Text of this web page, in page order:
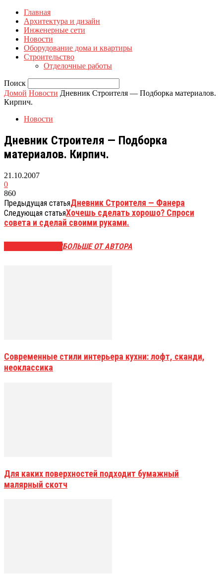
Главная
Архитектура и дизайн
Инженерные сети
Новости
Оборудование дома и квартиры
Строительство
Отделочные работы
Поиск
Домой Новости Дневник Строителя — Подборка материалов.
Кирпич.
Новости
Дневник Строителя — Подборка
материалов. Кирпич.
21.10.2007
0
860
Предыдущая статьяДневник Строителя — Фанера
Следующая статьяХочешь сделать хорошо? Спроси
совета и сделай своими руками.
БОЛЬШЕ ОТ АВТОРА
Современные стили интерьера кухни: лофт, сканди,
неоклассика
Для каких поверхностей подходит бумажный
малярный скотч